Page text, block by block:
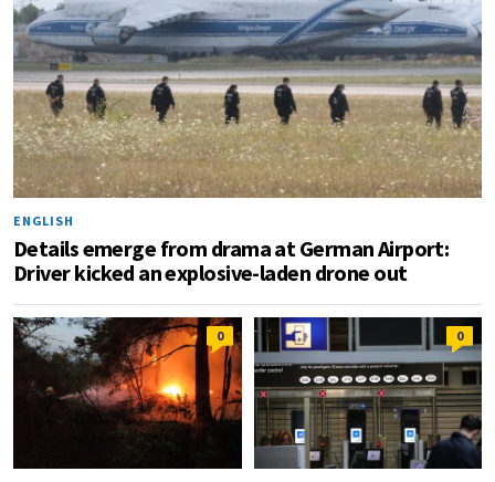
ENGLISH
Details emerge from drama at German Airport:
Driver kicked an explosive-laden drone out
0 0